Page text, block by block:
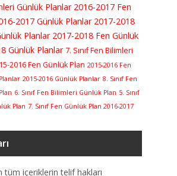
Günlük Planlar 2016-2017 Fen
2017 Günlük Planlar 2017-2018
Planlar 2017-2018 Fen Günlük
Günlük Planlar 7. Sınıf Fen Bilimleri
2016 Fen Günlük Plan 2015-2016 Fen
2015-2016 Günlük Planlar 8. Sınıf Fen
6. Sınıf Fen Bilimleri Günlük Plan 5. Sınıf
Plan 7. Sınıf Fen Günlük Plan 2016-2017
tüm içeriklerin telif hakları